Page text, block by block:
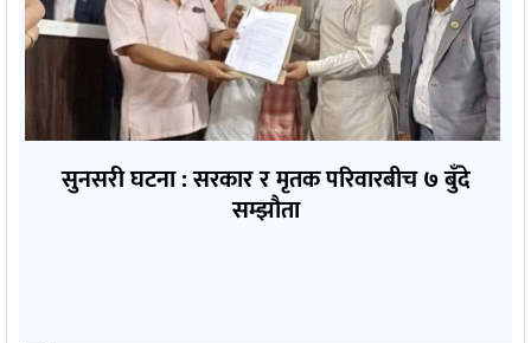
सुनसरी घटना : सरकार र मृतक परिवारबीच ७ बुँदे
सम्झौता